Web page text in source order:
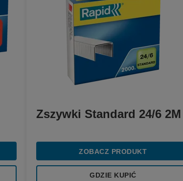
Zszywki Standard 24/6 2M
ZOBACZ PRODUKT
GDZIE KUPIĆ